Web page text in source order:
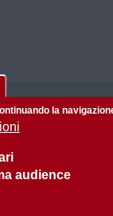
la
audience